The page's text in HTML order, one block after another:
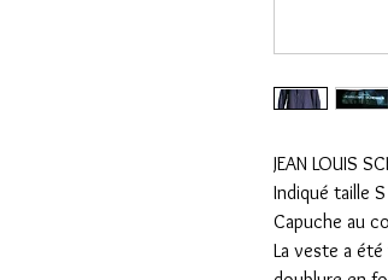
JEAN LOUIS
Indiqué taille
Capuche au
La veste a